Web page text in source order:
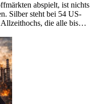
abspielt, ist nichts
Silber steht bei 54 US-
Allzeithochs, die alle bis…